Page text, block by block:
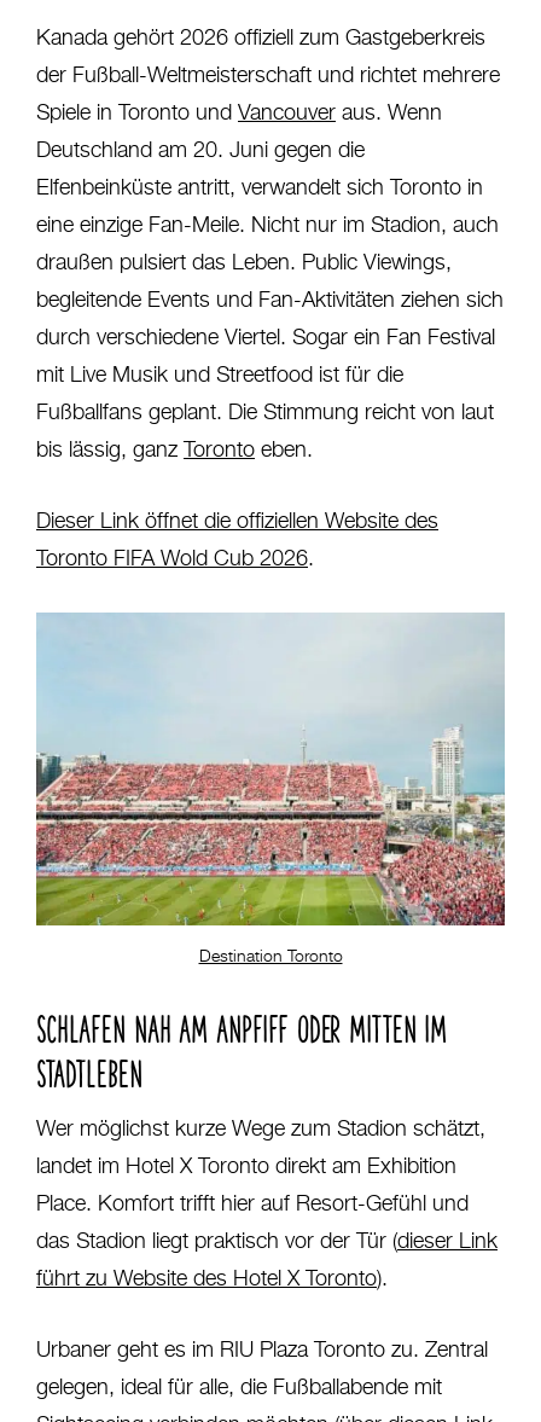
Kanada gehört 2026 offiziell zum Gastgeberkreis
der Fußball-Weltmeisterschaft und richtet mehrere
Spiele in Toronto und Vancouver aus. Wenn
Deutschland am 20. Juni gegen die
Elfenbeinküste antritt, verwandelt sich Toronto in
eine einzige Fan-Meile. Nicht nur im Stadion, auch
draußen pulsiert das Leben. Public Viewings,
begleitende Events und Fan-Aktivitäten ziehen sich
durch verschiedene Viertel. Sogar ein Fan Festival
mit Live Musik und Streetfood ist für die
Fußballfans geplant. Die Stimmung reicht von laut
bis lässig, ganz
Toronto eben.
Dieser Link öffnet die offiziellen Website des
Toronto FIFA Wold Cub 2026.
Destination Toronto
SCHLAFEN NAH AM ANPFIFF ODER MITTEN IM
STADTLEBEN
Wer möglichst kurze Wege zum Stadion schätzt,
landet im Hotel X Toronto direkt am Exhibition
Place. Komfort trifft hier auf Resort-Gefühl und
das Stadion liegt praktisch vor der Tür (dieser Link
führt zu Website des Hotel X Toronto).
Urbaner geht es im RIU Plaza Toronto zu. Zentral
gelegen, ideal für alle, die Fußballabende mit